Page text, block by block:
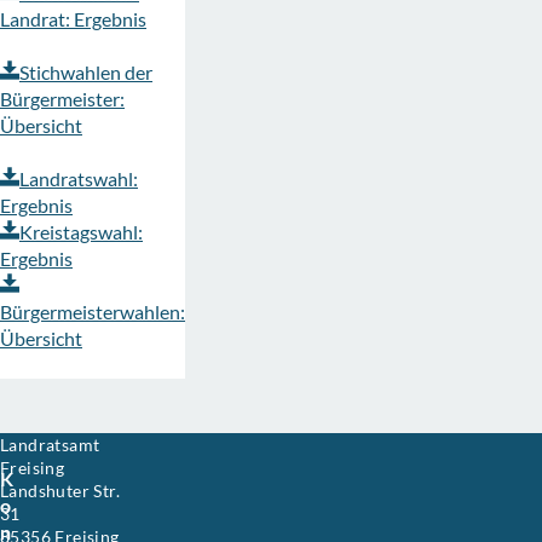
Landrat: Ergebnis
Stichwahlen der
Bürgermeister:
Übersicht
Landratswahl:
Ergebnis
Kreistagswahl:
Ergebnis
Bürgermeisterwahlen:
Übersicht
K
o
n
Landratsamt
Freising
Landshuter Str.
31
85356 Freising